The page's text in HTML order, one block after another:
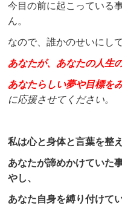
今目の前に起こっている
ん。
なので、誰かのせいにし
あなたが、あなたの人生
あなたらしい夢や目標を
に応援させてください。
私は心と身体と言葉を整
あなたが諦めかけていた
やし、
あなた自身を縛り付けて